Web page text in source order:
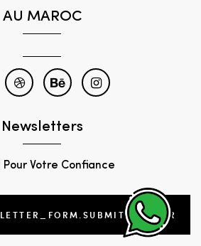
AU MAROC
Newsletters
Votre Confiance